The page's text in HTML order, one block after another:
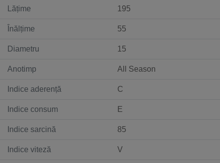
Lățime 195
Înălțime 55
Diametru 15
Anotimp All Season
Indice aderență C
Indice consum E
Indice sarcină 85
Indice viteză V